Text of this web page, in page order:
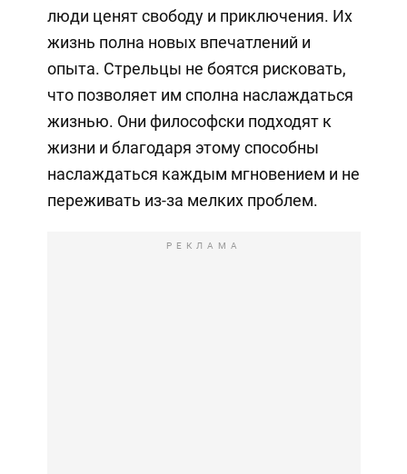
люди ценят свободу и приключения. Их
жизнь полна новых впечатлений и
опыта. Стрельцы не боятся рисковать,
что позволяет им сполна наслаждаться
жизнью. Они философски подходят к
жизни и благодаря этому способны
наслаждаться каждым мгновением и не
переживать из-за мелких проблем.
РЕКЛАМА